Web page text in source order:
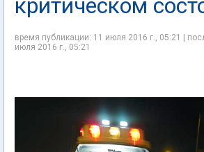
критическом
время публикации: 11 июля 2016 г., 05:21 |
июля 2016 г., 05:21